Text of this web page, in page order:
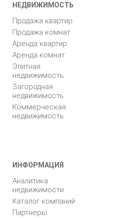
НЕДВИЖИМОСТЬ
Продажа квартир
Продажа комнат
Аренда квартир
Аренда комнат
Элитная
недвижимость
Загородная
недвижимость
Коммерческая
недвижимость
ИНФОРМАЦИЯ
Аналитика
недвижимости
Каталог компаний
Партнеры